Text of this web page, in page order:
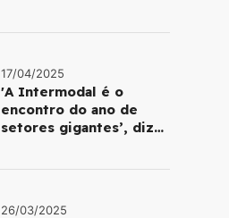
17/04/2025
'A Intermodal é o
encontro do ano de
setores gigantes’, diz
26/03/2025